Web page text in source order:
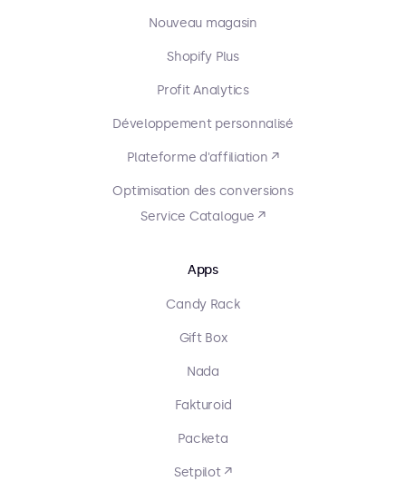
Nouveau magasin
Shopify Plus
Profit Analytics
Développement personnalisé
Plateforme d'affiliation ↗
Optimisation des conversions
Service Catalogue ↗
Apps
Candy Rack
Gift Box
Nada
Fakturoid
Packeta
Setpilot ↗